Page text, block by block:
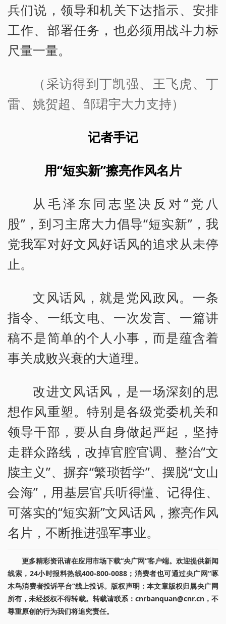
兵们说，领导和机关下达指示、安排
工作、部署任务，也必须用战斗力标
尺量一量。
（采访得到丁凯强、王飞虎、丁
雷、姚贺超、邹珺宇大力支持）
记者手记
用“短实新”擦亮作风名片
从毛泽东同志坚决反对“党八
股”，到习主席大力倡导“短实新”，我
党我军对好文风好话风的追求从未停
止。
文风话风，就是党风政风。一条
指令、一纸文电、一次发言、一篇讲
稿不是简单的个人小事，而是蕴含着
事关成败兴衰的大道理。
改进文风话风，是一场深刻的思
想作风重塑。特别是各级党委机关和
领导干部，要从自身做起严起，坚持
走群众路线，改掉官腔官调、整治“文
牍主义”、摒弃“繁琐哲学”、摆脱“文山
会海”，用基层官兵听得懂、记得住、
可落实的“短实新”文风话风，擦亮作风
名片，不断推进强军事业。
更多精彩资讯请在应用市场下载“央广网”客户端。欢迎提供新闻
线索，24小时报料热线400-800-0088；消费者也可通过央广网“啄
木鸟消费者投诉平台”线上投诉。版权声明：本文章版权归属央广网
所有，未经授权不得转载。转载请联系：cnrbanquan@cnr.cn，不
尊重原创的行为我们将追究责任。